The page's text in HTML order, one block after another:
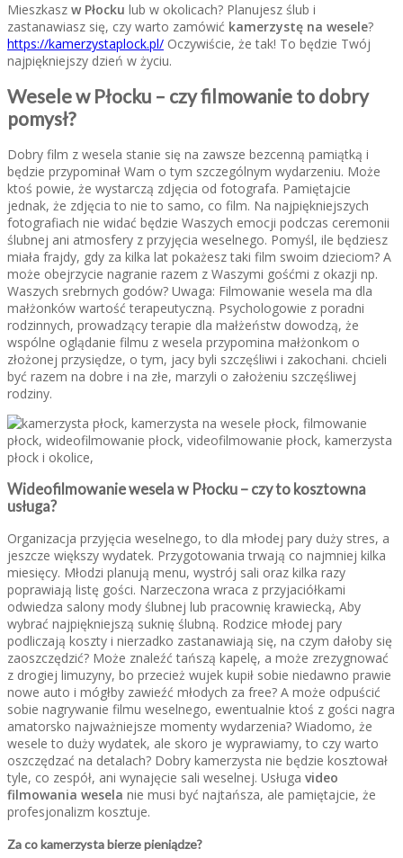
Mieszkasz w Płocku lub w okolicach? Planujesz ślub i
zastanawiasz się, czy warto zamówić kamerzystę na wesele?
https://kamerzystaplock.pl/ Oczywiście, że tak! To będzie Twój
najpiękniejszy dzień w życiu.
Wesele w Płocku – czy filmowanie to dobry
pomysł?
Dobry film z wesela stanie się na zawsze bezcenną pamiątką i
będzie przypominał Wam o tym szczególnym wydarzeniu. Może
ktoś powie, że wystarczą zdjęcia od fotografa. Pamiętajcie
jednak, że zdjęcia to nie to samo, co film. Na najpiękniejszych
fotografiach nie widać będzie Waszych emocji podczas ceremonii
ślubnej ani atmosfery z przyjęcia weselnego. Pomyśl, ile będziesz
miała frajdy, gdy za kilka lat pokażesz taki film swoim dzieciom? A
może obejrzycie nagranie razem z Waszymi gośćmi z okazji np.
Waszych srebrnych godów? Uwaga: Filmowanie wesela ma dla
małżonków wartość terapeutyczną. Psychologowie z poradni
rodzinnych, prowadzący terapie dla małżeństw dowodzą, że
wspólne oglądanie filmu z wesela przypomina małżonkom o
złożonej przysiędze, o tym, jacy byli szczęśliwi i zakochani. chcieli
być razem na dobre i na złe, marzyli o założeniu szczęśliwej
rodziny.
Wideofilmowanie wesela w Płocku – czy to kosztowna
usługa?
Organizacja przyjęcia weselnego, to dla młodej pary duży stres, a
jeszcze większy wydatek. Przygotowania trwają co najmniej kilka
miesięcy. Młodzi planują menu, wystrój sali oraz kilka razy
poprawiają listę gości. Narzeczona wraca z przyjaciółkami
odwiedza salony mody ślubnej lub pracownię krawiecką, Aby
wybrać najpiękniejszą suknię ślubną. Rodzice młodej pary
podliczają koszty i nierzadko zastanawiają się, na czym dałoby się
zaoszczędzić? Może znaleźć tańszą kapelę, a może zrezygnować
z drogiej limuzyny, bo przecież wujek kupił sobie niedawno prawie
nowe auto i mógłby zawieźć młodych za free? A może odpuścić
sobie nagrywanie filmu weselnego, ewentualnie ktoś z gości nagra
amatorsko najważniejsze momenty wydarzenia? Wiadomo, że
wesele to duży wydatek, ale skoro je wyprawiamy, to czy warto
oszczędzać na detalach? Dobry kamerzysta nie będzie kosztował
tyle, co zespół, ani wynajęcie sali weselnej. Usługa video
filmowania wesela nie musi być najtańsza, ale pamiętajcie, że
profesjonalizm kosztuje.
Za co kamerzysta bierze pieniądze?